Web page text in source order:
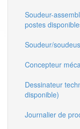
Soudeur-
postes
Soudeur/
Concepteur
Dessinateur
disponible)
Journalier de